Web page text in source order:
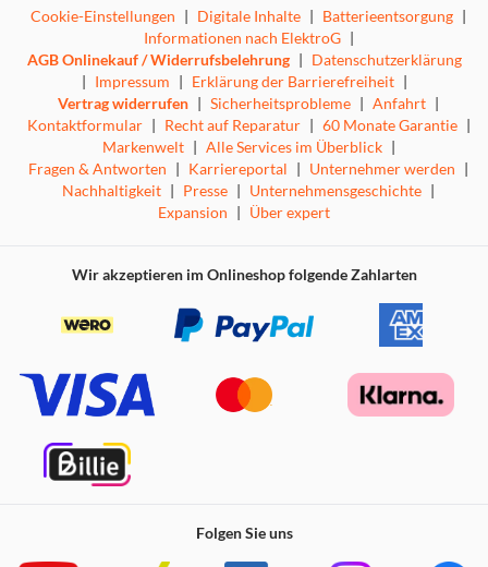
Cookie-Einstellungen | Digitale Inhalte | Batterieentsorgung |
Informationen nach ElektroG |
AGB Onlinekauf / Widerrufsbelehrung | Datenschutzerklärung
| Impressum | Erklärung der Barrierefreiheit |
Vertrag widerrufen | Sicherheitsprobleme | Anfahrt |
Kontaktformular | Recht auf Reparatur | 60 Monate Garantie |
Markenwelt | Alle Services im Überblick |
Fragen & Antworten | Karriereportal | Unternehmer werden |
Nachhaltigkeit | Presse | Unternehmensgeschichte |
Expansion | Über expert
Wir akzeptieren im Onlineshop folgende Zahlarten
Folgen Sie uns